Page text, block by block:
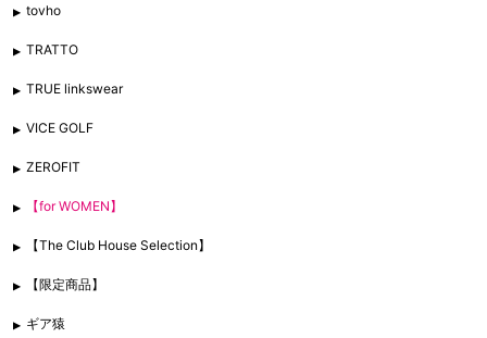
tovho
TRATTO
TRUE linkswear
VICE GOLF
ZEROFIT
【for WOMEN】
【The Club House Selection】
【限定商品】
ギア猿